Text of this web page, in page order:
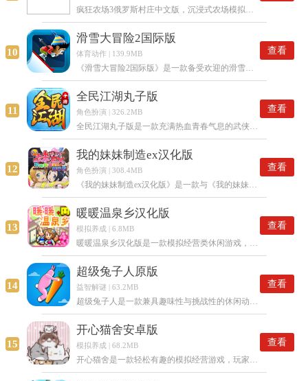
疯狂农场3俄罗斯村庄中文版，沉浸式农场模拟经营手游，逼真动态游戏场景十分高清，丰富多样的剧情玩法，还有超级多的小动物需要你来收养，自由度相当高的玩法，不断的扩大农场经营，建造更多的房屋生活，有兴趣的小伙伴快来下载体验吧！
10
滑雪大冒险2国际版
体育动作 | 139.9MB
《滑雪大冒险2国际版》是一款备受欢迎的滑雪冒险游戏。它的画面十分高清，操作也比较简单易上手，适合所有玩家体验。在滑雪过程中，玩家需要小心应对各种危险与陷阱，像倒下的树木、突起的岩石以及深不见底的裂缝等。这就要求玩家拥有敏捷的反应能力和精准的操作技巧，才能顺利摆脱雪崩的追击，最终赢得奖励。
查看
11
全民江湖丸子版
角色扮演 | 326.2MB
全民江湖丸子版是一款充满热血青春气息的武侠MMORPG，以经典的五绝传说为故事背景，打造出一个开放自由的武侠世界。玩家可以在这里尽情探索遍布神秘色彩的秘境，感受飞檐走壁的快意、门派之间的激烈斗争等诸多经典武侠玩法。同时，游戏中独特的青春纪事系统会全程记录你在江湖中的每一步成长，陪伴你从初入江湖的菜鸟逐步蜕变为一代宗师，再次点燃那段热血沸腾的武侠梦想！
查看
12
我的妹妹制造ex汉化版
角色扮演 | 308.4MB
《我的妹妹制造ex汉化版》是一款与《我的妹妹哪有这么可爱！》同名的游戏，玩家可以在游戏中扮演漫画男主角京介。在游戏里，玩家的任务是选择自己的攻略目标，通过与目标进行各种甜蜜互动来推进剧情。游戏设有多种不同结局，玩家的每一次选择都会对剧情的发展产生影响。
查看
13
暖暖温泉乡汉化版
模拟养成 | 6.8MB
暖暖温泉乡汉化版是一款模拟经营类休闲游戏，玩家需经营一家温泉度假村，通过合理规划资源、升级设施、吸引顾客，最终打造顶级温泉度假村。汉化版能让玩家更轻松地理解游戏内容，尽情享受游戏乐趣。
查看
14
超级兔子人原版
益智解谜 | 63.2MB
超级兔子人是一款兼具趣味性与挑战性的休闲动作冒险游戏。玩家将化身超级兔子人，在风格各异的关卡里，借助跳跃、奔跑、抓取等操作，越过重重障碍，达成各类任务。凭借呆萌可爱的美术风格、魔性搞笑的玩法以及多样的游戏模式，它收获了众多玩家的青睐。
查看
15
开心猫舍安卓版
模拟养成 | 68.2MB
开心猫舍是一款轻松有趣的模拟经营游戏，玩家将化身猫舍主人，照料并养育各类萌趣猫咪。游戏画面精致，音效温暖，能让玩家在忙碌生活里寻得一份惬意与欢乐。
查看